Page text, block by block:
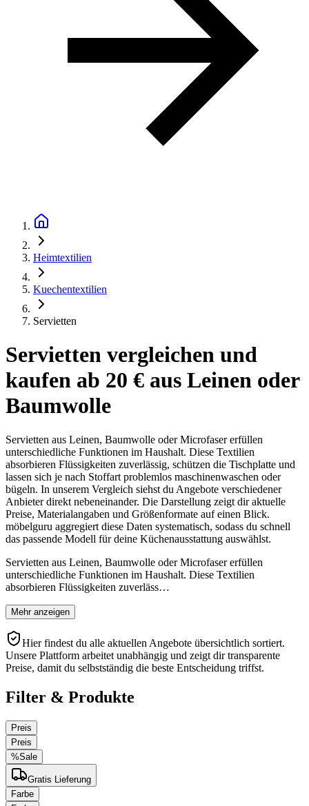
Heimtextilien
Kuechentextilien
Servietten
Servietten vergleichen und
kaufen ab 20 € aus Leinen oder
Baumwolle
Servietten aus Leinen, Baumwolle oder Microfaser erfüllen
unterschiedliche Funktionen im Haushalt. Diese Textilien
absorbieren Flüssigkeiten zuverlässig, schützen die Tischplatte und
lassen sich je nach Stoffart problemlos maschinenwaschen oder
bügeln. In unserem Vergleich siehst du Angebote verschiedener
Anbieter direkt nebeneinander. Die Darstellung zeigt dir aktuelle
Preise, Materialangaben und Größenformate auf einen Blick.
möbelguru aggregiert diese Daten systematisch, sodass du schnell
das passende Modell für deine Küchenausstattung auswählst.
Servietten aus Leinen, Baumwolle oder Microfaser erfüllen
unterschiedliche Funktionen im Haushalt. Diese Textilien
absorbieren Flüssigkeiten zuverläss…
Mehr anzeigen
Hier findest du alle aktuellen Angebote übersichtlich sortiert.
Unsere Plattform arbeitet unabhängig und zeigt dir transparente
Preise, damit du selbstständig die beste Entscheidung triffst.
Filter & Produkte
Preis
Preis
%Sale
Gratis Lieferung
Farbe